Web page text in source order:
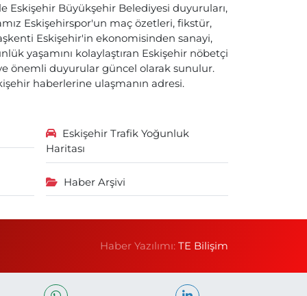
Eskişehir Büyükşehir Belediyesi duyuruları,
Eskişehirspor'un maç özetleri, fikstür,
Eskişehir'in ekonomisinden sanayi,
yaşamını kolaylaştıran Eskişehir nöbetçi
önemli duyurular güncel olarak sunulur.
haberlerine ulaşmanın adresi.
Eskişehir Trafik Yoğunluk
Haritası
Haber Arşivi
Haber Yazılımı:TE Bilişim